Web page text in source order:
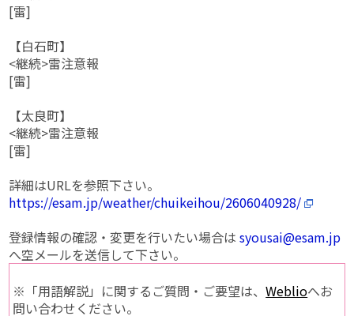
[雷]
【白石町】
<継続>雷注意報
[雷]
【太良町】
<継続>雷注意報
[雷]
詳細はURLを参照下さい。
https://esam.jp/weather/chuikeihou/2606040928/
登録情報の確認・変更を行いたい場合はsyousai@esam.jp
へ空メールを送信して下さい。
※「用語解説」に関するご質問・ご要望は、Weblioへお
問い合わせください。